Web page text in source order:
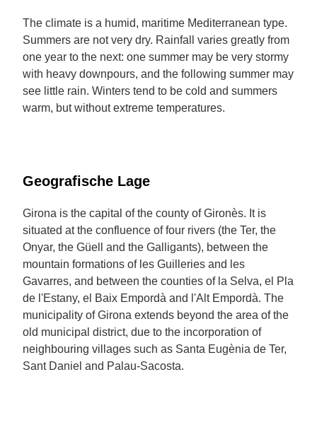
The climate is a humid, maritime Mediterranean type.
Summers are not very dry. Rainfall varies greatly from
one year to the next: one summer may be very stormy
with heavy downpours, and the following summer may
see little rain. Winters tend to be cold and summers
warm, but without extreme temperatures.
Geografische Lage
Girona is the capital of the county of Gironès. It is
situated at the confluence of four rivers (the Ter, the
Onyar, the Güell and the Galligants), between the
mountain formations of les Guilleries and les
Gavarres, and between the counties of la Selva, el Pla
de l'Estany, el Baix Empordà and l'Alt Empordà. The
municipality of Girona extends beyond the area of the
old municipal district, due to the incorporation of
neighbouring villages such as Santa Eugènia de Ter,
Sant Daniel and Palau-Sacosta.